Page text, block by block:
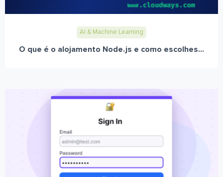
AI & Machine Learning
O que é o alojamento Node.js e como escolhes...